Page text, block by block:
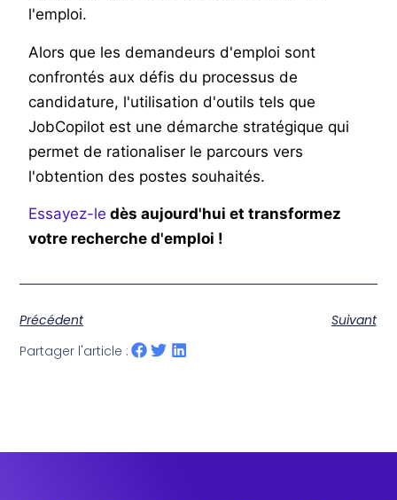
l'emploi.
Alors que les demandeurs d'emploi sont
confrontés aux défis du processus de
candidature, l'utilisation d'outils tels que
JobCopilot est une démarche stratégique qui
permet de rationaliser le parcours vers
l'obtention des postes souhaités.
Essayez-le dès aujourd'hui et transformez
votre recherche d'emploi !
Précédent
Suivant
Partager l'article :